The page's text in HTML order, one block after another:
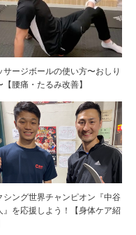
サージボールの使い方〜おしり
【腰痛・たるみ改善】
シング世界チャンピオン『中谷
』を応援しよう！【身体ケア紹